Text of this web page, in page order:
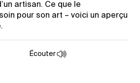
artisan. Ce que le
pour son art – voici un aperçu
Écouter